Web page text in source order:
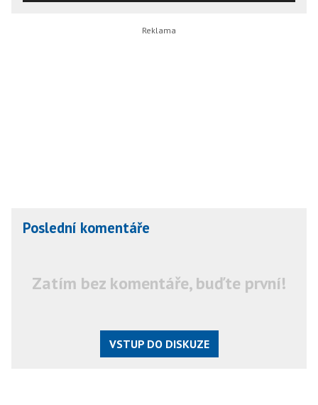
Poslední komentáře
Zatím bez komentáře, buďte první!
VSTUP DO DISKUZE